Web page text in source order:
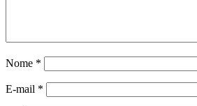
Nome *
E-mail *